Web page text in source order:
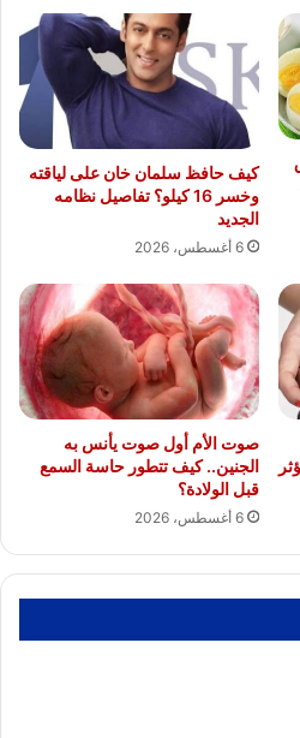
كيف حافظ سلمان خان على لياقته
وخسر 16 كيلو؟ تفاصيل نظامه
الجديد
6 أغسطس، 2026
صوت الأم أول صوت يأنس به
الجنين.. كيف تتطور حاسة السمع
قبل الولادة؟
6 أغسطس، 2026